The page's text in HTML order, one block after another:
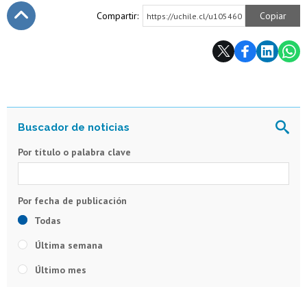
Compartir: https://uchile.cl/u105460 Copiar
Por título o palabra clave
Todas
Última semana
Último mes